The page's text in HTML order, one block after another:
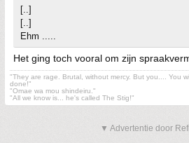
[..]
[..]
Ehm .....
Het ging toch vooral om zijn
"They are rage. Brutal, without mercy. But you.... You
done!"
"Omae wa mou shindeiru."
"All we know is... he's called The Stig!"
▼ Advertentie door